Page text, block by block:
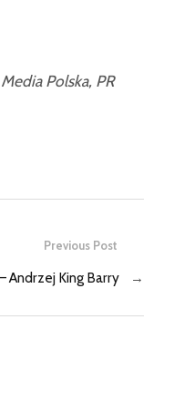
Polska, PR
Previous Post
Andrzej King Barry →